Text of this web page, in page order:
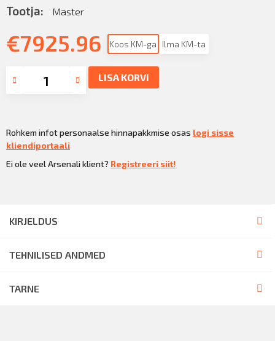
Tootja: Master
€7925.96 Koos KM-ga Ilma KM-ta
LISA KORVI
Rohkem infot personaalse hinnapakkmise osas logi sisse
kliendiportaali
Ei ole veel Arsenali klient? Registreeri siit!
KIRJELDUS
TEHNILISED ANDMED
TARNE